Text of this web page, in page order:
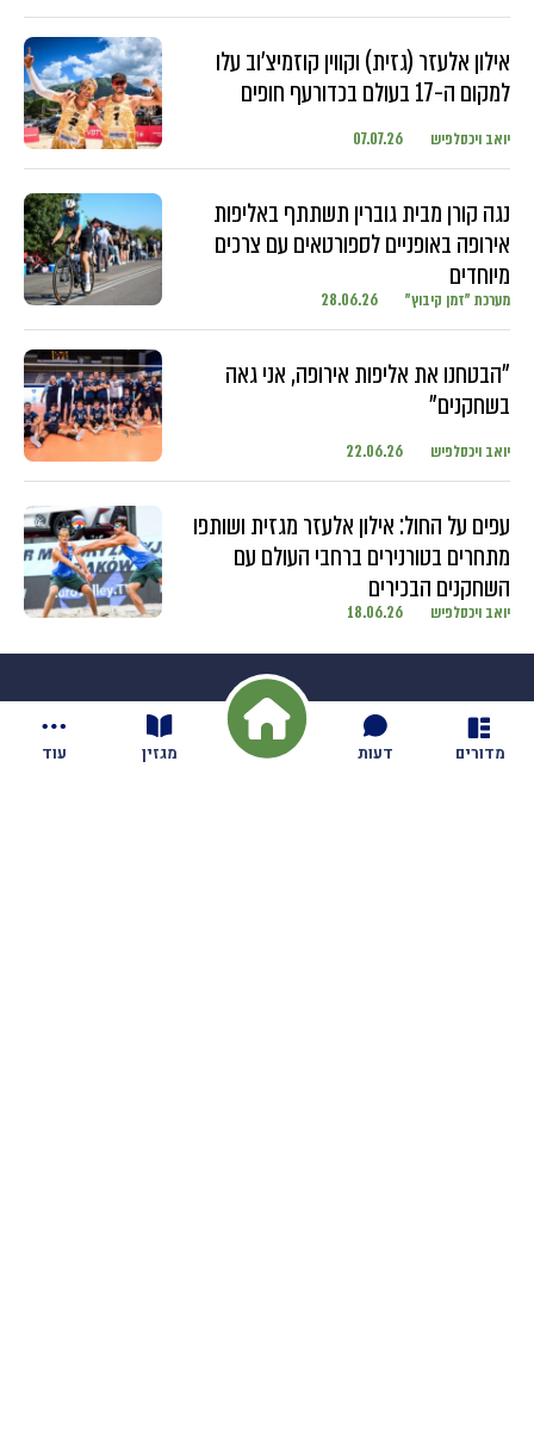
מדורים דעות מגזין עוד
אילון אלעזר (גזית) וקווין קוזמיצ'וב עלו
למקום ה-17 בעולם בכדורעף חופים
יואב ויכסלפיש 07.07.26
נגה קורן מבית גוברין תשתתף באליפות
אירופה באופניים לספורטאים עם צרכים
מיוחדים
מערכת "זמן קיבוץ" 28.06.26
"הבטחנו את אליפות אירופה, אני גאה
בשחקנים"
יואב ויכסלפיש 22.06.26
עפים על החול: אילון אלעזר מגזית ושותפו
מתחרים בטורנירים ברחבי העולם עם
השחקנים הבכירים
יואב ויכסלפיש 18.06.26